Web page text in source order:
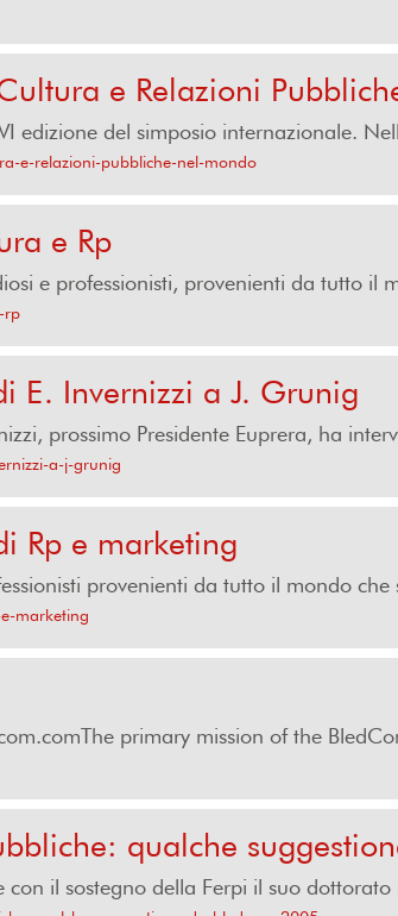
e Relazioni
edizione del simposio internazionale.
e-relazioni-pubbliche-nel-mondo
e Rp
e professionisti, provenienti da tutto il
rp
E. Invernizzi a J. Grunig
prossimo Presidente Euprera, ha
a-j-grunig
Rp e marketing
provenienti da tutto il mondo che
marketing
primary mission of the
qualche
il sostegno della Ferpi il suo